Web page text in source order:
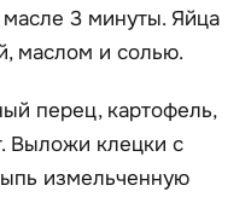
3 минуты. Яйца
маслом и солью.
перец, картофель,
Выложи клецки с
измельченную